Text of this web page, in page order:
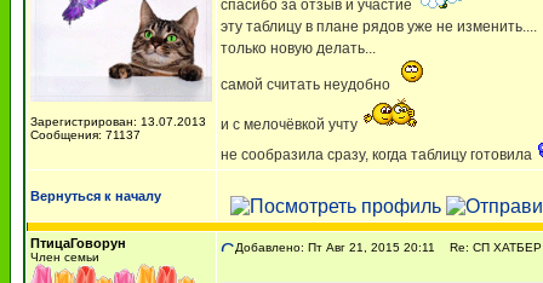
Зарегистрирован: 13.07.2013
Сообщения: 71137
спасибо за отзыв и участие
эту таблицу в плане рядов уже не изменить....
только новую делать...
самой считать неудобно
и с мелочёвкой учту
не сообразила сразу, когда таблицу готовила
Вернуться к началу
ПтицаГоворун
Член семьи
Добавлено: Пт Авг 21, 2015 20:11 Re: СП ХАТБЕР